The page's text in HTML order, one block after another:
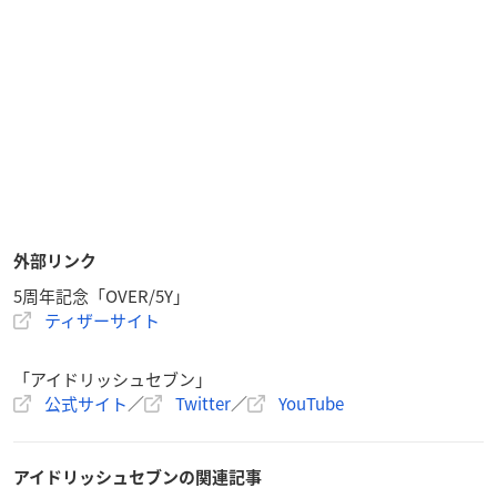
外部リンク
5周年記念「OVER/5Y」
ティザーサイト
「アイドリッシュセブン」
公式サイト／ Twitter／ YouTube
アイドリッシュセブンの関連記事